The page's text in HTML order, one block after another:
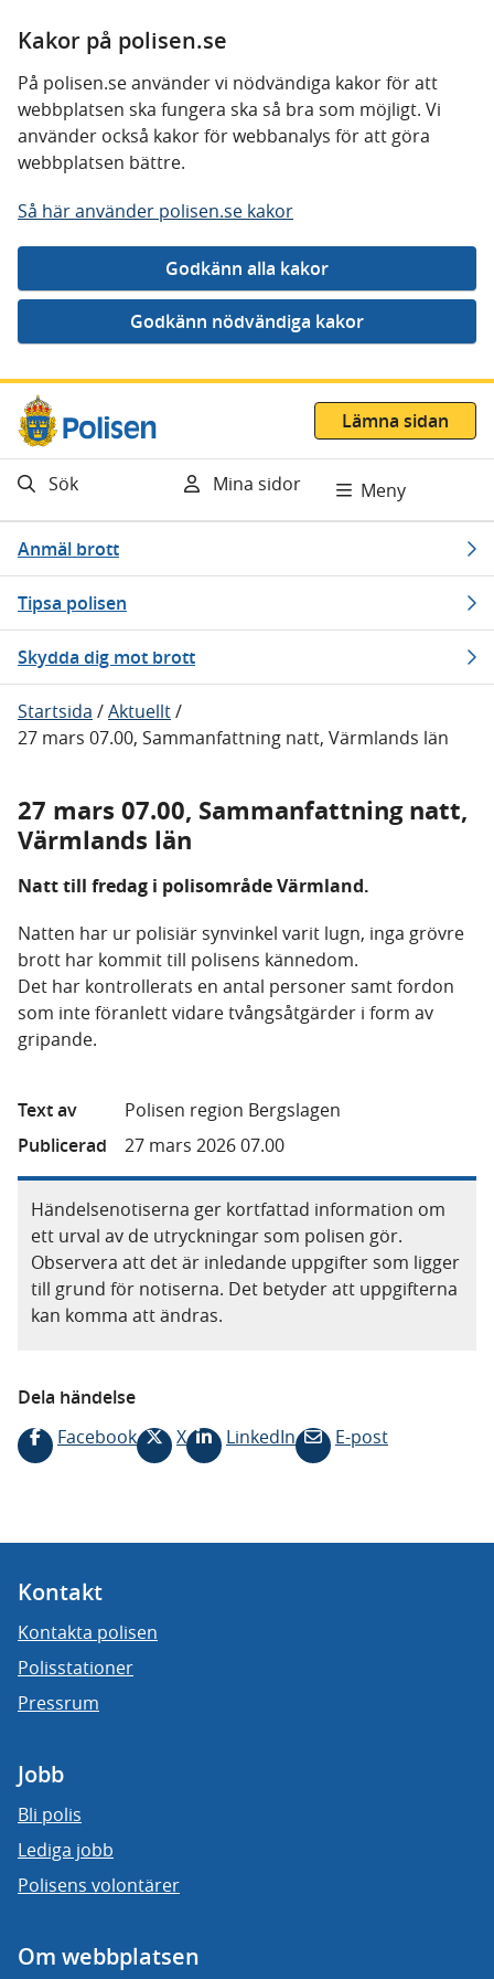
Kakor på polisen.se
På polisen.se använder vi nödvändiga kakor för att
webbplatsen ska fungera ska så bra som möjligt. Vi
använder också kakor för webbanalys för att göra
webbplatsen bättre.
Så här använder polisen.se kakor
Gå direkt till innehåll
Lämna sidan
Sök Mina sidor Meny
Anmäl brott
Tipsa polisen
Skydda dig mot brott
Startsida /Aktuellt/
27 mars 07.00, Sammanfattning natt, Värmlands län
27 mars 07.00, Sammanfattning natt,
Värmlands län
Natt till fredag i polisområde Värmland.
Natten har ur polisiär synvinkel varit lugn, inga grövre
brott har kommit till polisens kännedom.
Det har kontrollerats en antal personer samt fordon
som inte föranlett vidare tvångsåtgärder i form av
gripande.
Text av
Polisen region Bergslagen
Publicerad
27 mars 2026 07.00
Händelsenotiserna ger kortfattad information om
ett urval av de utryckningar som polisen gör.
Observera att det är inledande uppgifter som ligger
till grund för notiserna. Det betyder att uppgifterna
kan komma att ändras.
Dela händelse
Facebook
X LinkedIn E-post
Kontakt
Kontakta polisen
Polisstationer
Pressrum
Jobb
Bli polis
Lediga jobb
Polisens volontärer
Om webbplatsen